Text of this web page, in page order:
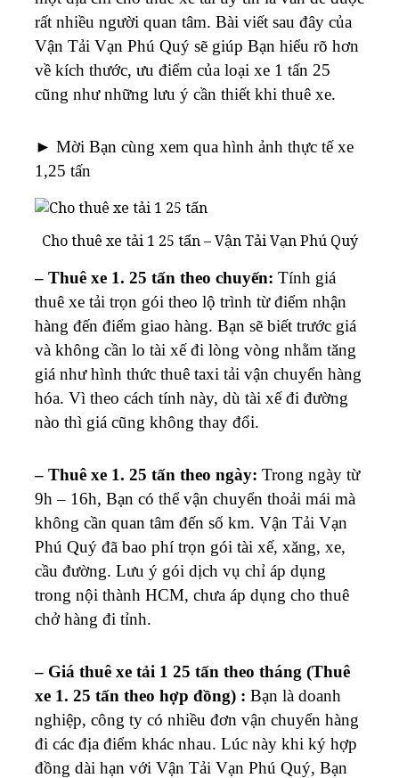
rất nhiều người quan tâm. Bài viết sau đây của
Vận Tải Vạn Phú Quý sẽ giúp Bạn hiểu rõ hơn
về kích thước, ưu điểm của loại xe 1 tấn 25
cũng như những lưu ý cần thiết khi thuê xe.
► Mời Bạn cùng xem qua hình ảnh thực tế xe
1,25 tấn
Cho thuê xe tải 1 25 tấn – Vận Tải Vạn Phú Quý
– Thuê xe 1. 25 tấn theo chuyến: Tính giá
thuê xe tải trọn gói theo lộ trình từ điểm nhận
hàng đến điểm giao hàng. Bạn sẽ biết trước giá
và không cần lo tài xế đi lòng vòng nhằm tăng
giá như hình thức thuê taxi tải vận chuyển hàng
hóa. Vì theo cách tính này, dù tài xế đi đường
nào thì giá cũng không thay đổi.
– Thuê xe 1. 25 tấn theo ngày: Trong ngày từ
9h – 16h, Bạn có thể vận chuyển thoải mái mà
không cần quan tâm đến số km. Vận Tải Vạn
Phú Quý đã bao phí trọn gói tài xế, xăng, xe,
cầu đường. Lưu ý gói dịch vụ chỉ áp dụng
trong nội thành HCM, chưa áp dụng cho thuê
chở hàng đi tỉnh.
– Giá thuê xe tải 1 25 tấn theo tháng (Thuê
xe 1. 25 tấn theo hợp đồng) : Bạn là doanh
nghiệp, công ty có nhiều đơn vận chuyển hàng
đi các địa điểm khác nhau. Lúc này khi ký hợp
đồng dài hạn với Vận Tải Vạn Phú Quý, Bạn